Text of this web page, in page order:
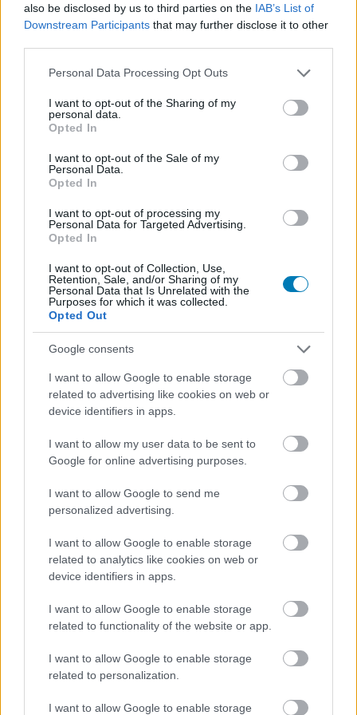
also be disclosed by us to third parties on the IAB’s List of
Downstream Participants that may further disclose it to other
Please note that this website/app uses one or more Google
not limited to your visit or usage behaviour. You may click to
grant or deny consent to Google and its third-party tags to
use your data for below specified purposes in below Google
consent section.
Personal Data Processing Opt Outs
I want to opt-out of the Sharing of my
personal data.
Opted In
I want to opt-out of the Sale of my
Personal Data.
Opted In
I want to opt-out of processing my
Personal Data for Targeted Advertising.
Opted In
I want to opt-out of Collection, Use,
Retention, Sale, and/or Sharing of my
Personal Data that Is Unrelated with the
Purposes for which it was collected.
Opted Out
Google consents
I want to allow Google to enable storage
related to advertising like cookies on web or
device identifiers in apps.
I want to allow my user data to be sent to
Google for online advertising purposes.
I want to allow Google to send me
personalized advertising.
I want to allow Google to enable storage
related to analytics like cookies on web or
device identifiers in apps.
I want to allow Google to enable storage
related to functionality of the website or app.
I want to allow Google to enable storage
related to personalization.
I want to allow Google to enable storage
AKCIÓK ÉS INGYENES JÁTÉKOK
Ha nagyon sietsz, ingyen lehet most a tiéd egy
Ingyen adja a Ubisoft a Tom Clancy's Ghost Recon
Future Soldiert PC-re, de csak korlátozott ideig
Most ingyen tiéd lehet egy remek rogue-lite, de nem
árt sietned
GAMESTAR YOUTUBE